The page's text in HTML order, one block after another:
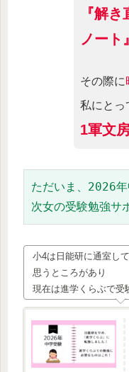
『解
ノート
その際に
私にとっ
1軍文
ただいま、2026年
次女の受験勉強サ
小4は日能研に通室し
思うところがあり
現在は進学くらぶで受